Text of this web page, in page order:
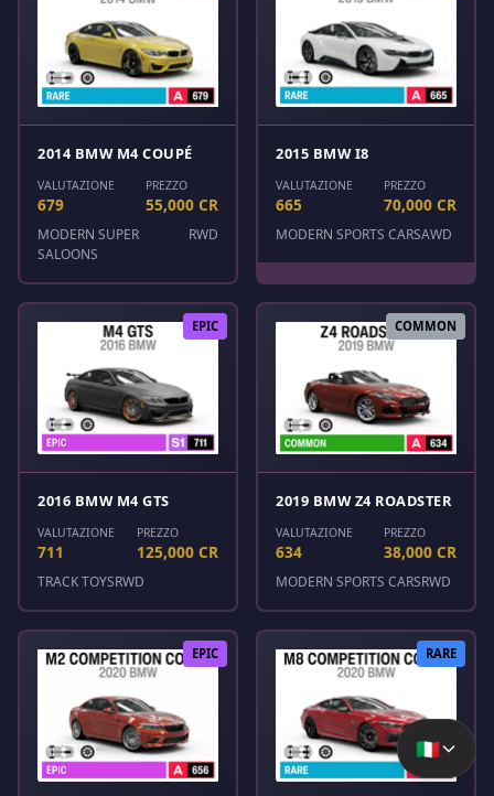
2014 BMW M4 COUPÉ
VALUTAZIONE
679
PREZZO
55,000 CR
MODERN SUPER
SALOONS
RWD
2015 BMW I8
VALUTAZIONE
665
PREZZO
70,000 CR
MODERN SPORTS CARSAWD
EPIC
2016 BMW M4 GTS
VALUTAZIONE
711
PREZZO
125,000 CR
TRACK TOYSRWD
COMMON
2019 BMW Z4 ROADSTER
VALUTAZIONE
634
PREZZO
38,000 CR
MODERN SPORTS CARSRWD
EPIC RARE
🇮🇹